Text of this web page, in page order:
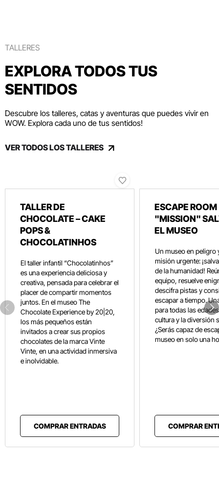
TALLERES
EXPLORA TODOS TUS
SENTIDOS
Descubre los talleres, catas y aventuras que puedes vivir en
WOW. Explora cada uno de tus sentidos!
VER TODOS LOS TALLERES
TALLER DE
CHOCOLATE – CAKE
POPS &
CHOCOLATINHOS
El taller infantil “Chocolatinhos”
es una experiencia deliciosa y
creativa, pensada para celebrar el
placer de compartir momentos
juntos. En el museo The
Chocolate Experience by 20|20,
los más pequeños están
invitados a crear sus propios
chocolates de la marca Vinte
Vinte, en una actividad inmersiva
e inolvidable.
COMPRAR ENTRADAS
ESCAPE ROOM
"MISSION"
EL MUSEO
Un museo en peligro
misión urgente:
de la humanidad!
equipo, resuelve
descifra pistas y
escapar a tiempo.
para todas las
cultura y la diversión
¿Serás capaz de
museo en solo una
COMPRAR